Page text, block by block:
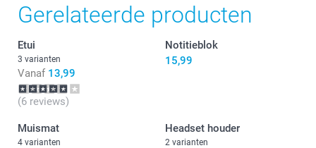
Gerelateerde producten
Etui
3 varianten
Vanaf 13,99
(6 reviews)
Notitieblok
15,99
Muismat
4 varianten
Headset houder
2 varianten